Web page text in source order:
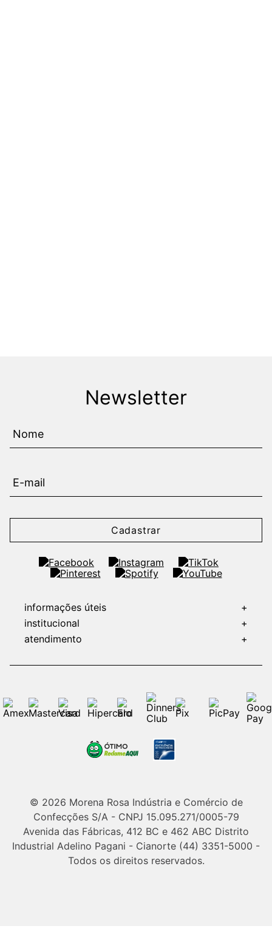
Newsletter
Cadastrar
informações úteis
+
institucional
+
atendimento
+
© 2026 Morena Rosa Indústria e Comércio de
Confecções S/A - CNPJ 15.095.271/0005-79
Avenida das Fábricas, 412 BC e 462 ABC Distrito
Industrial Adelino Pagani - Cianorte (44) 3351-5000 -
Todos os direitos reservados.